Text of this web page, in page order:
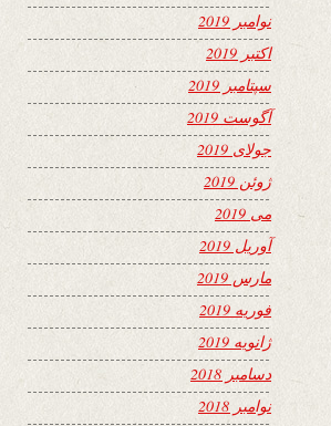
نوامبر 2019
اکتبر 2019
سپتامبر 2019
آگوست 2019
جولای 2019
ژوئن 2019
می 2019
آوریل 2019
مارس 2019
فوریه 2019
ژانویه 2019
دسامبر 2018
نوامبر 2018